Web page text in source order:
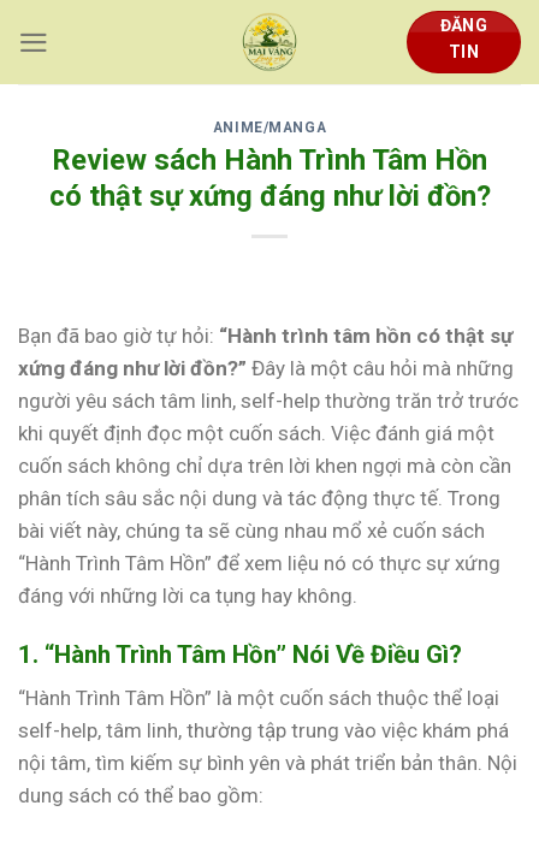
content
ĐĂNG
TIN
ANIME/MANGA
Review sách Hành Trình Tâm Hồn
có thật sự xứng đáng như lời đồn?
Bạn đã bao giờ tự hỏi: “Hành trình tâm hồn có thật sự
xứng đáng như lời đồn?” Đây là một câu hỏi mà những
người yêu sách tâm linh, self-help thường trăn trở trước
khi quyết định đọc một cuốn sách. Việc đánh giá một
cuốn sách không chỉ dựa trên lời khen ngợi mà còn cần
phân tích sâu sắc nội dung và tác động thực tế. Trong
bài viết này, chúng ta sẽ cùng nhau mổ xẻ cuốn sách
“Hành Trình Tâm Hồn” để xem liệu nó có thực sự xứng
đáng với những lời ca tụng hay không.
1. “Hành Trình Tâm Hồn” Nói Về Điều Gì?
“Hành Trình Tâm Hồn” là một cuốn sách thuộc thể loại
self-help, tâm linh, thường tập trung vào việc khám phá
nội tâm, tìm kiếm sự bình yên và phát triển bản thân. Nội
dung sách có thể bao gồm: